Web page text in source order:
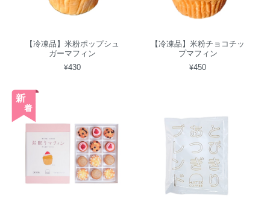
【冷凍品】米粉ポップシュ
ガーマフィン
¥430
【冷凍品】米粉チョコチッ
プマフィン
¥450